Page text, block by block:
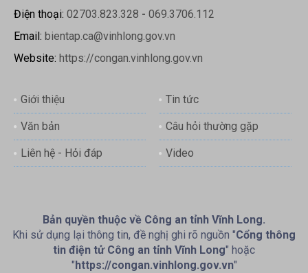
Điện thoại: 02703.823.328 - 069.3706.112
Email: bientap.ca@vinhlong.gov.vn
Website: https://congan.vinhlong.gov.vn
Giới thiệu Tin tức
Văn bản Câu hỏi thường gặp
Liên hệ - Hỏi đáp Video
Bản quyền thuộc về Công an tỉnh Vĩnh Long.
Khi sử dụng lại thông tin, đề nghị ghi rõ nguồn "Cổng thông
tin điện tử Công an tỉnh Vĩnh Long" hoặc
"https://congan.vinhlong.gov.vn"